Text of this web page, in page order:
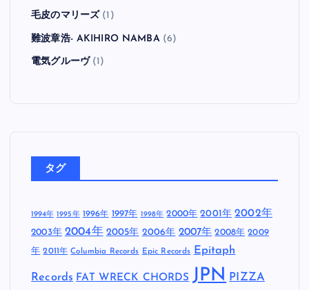
毛皮のマリーズ (1)
難波章浩- AKIHIRO NAMBA(6)
電気グルーヴ(1)
タグ
1994年 1995年 1996年 1997年 1998年 2000年 2001年 2002年
2003年 2004年 2005年 2006年 2007年 2008年 2009
年 2011年 Columbia Records Epic Records Epitaph
Records FAT WRECK CHORDS JPN PIZZA